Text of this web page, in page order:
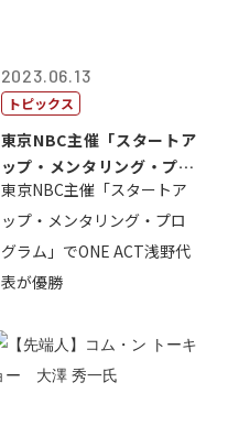
2023.06.13
トピックス
東京NBC主催「スタートア
ップ・メンタリング・プロ
グラム」で...
東京NBC主催「スタートア
ップ・メンタリング・プロ
グラム」でONE ACT浅野代
表が優勝